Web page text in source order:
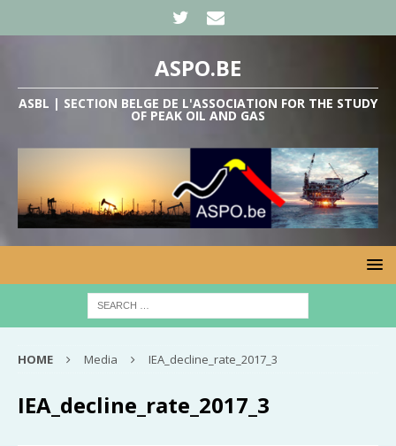
ASPO.BE
ASBL | SECTION BELGE DE L'ASSOCIATION FOR THE STUDY
OF PEAK OIL AND GAS
HOME Media IEA_decline_rate_2017_3
IEA_decline_rate_2017_3